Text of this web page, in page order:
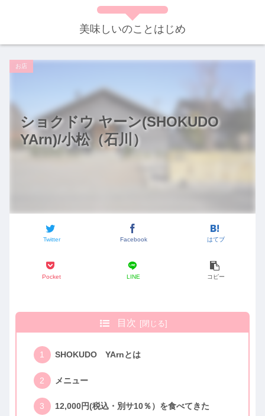
美味しいのことはじめ
ショクドウ ヤーン(SHOKUDO
YArn)/小松（石川）
お店
Twitter Facebook はてブ
Pocket LINE コピー
目次
SHOKUDO YArnとは
メニュー
12,000円(税込・別サ10％）を食べてきた